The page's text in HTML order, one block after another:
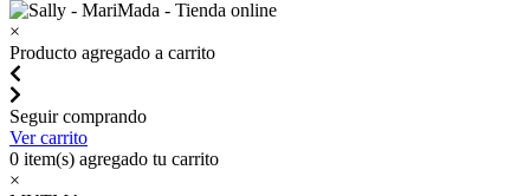
×
Producto agregado a carrito
Seguir comprando
Ver carrito
0 item(s) agregado tu carrito
×